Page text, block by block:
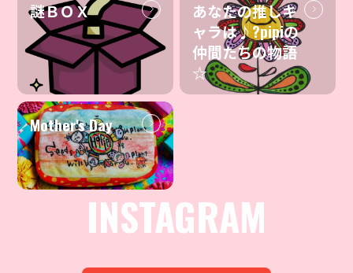
謎ＢＯＸ
あなたの推しキ
ャラは♪?pipiの
仲間たちの物語
☆
Mother's Day
INSTAGRAM